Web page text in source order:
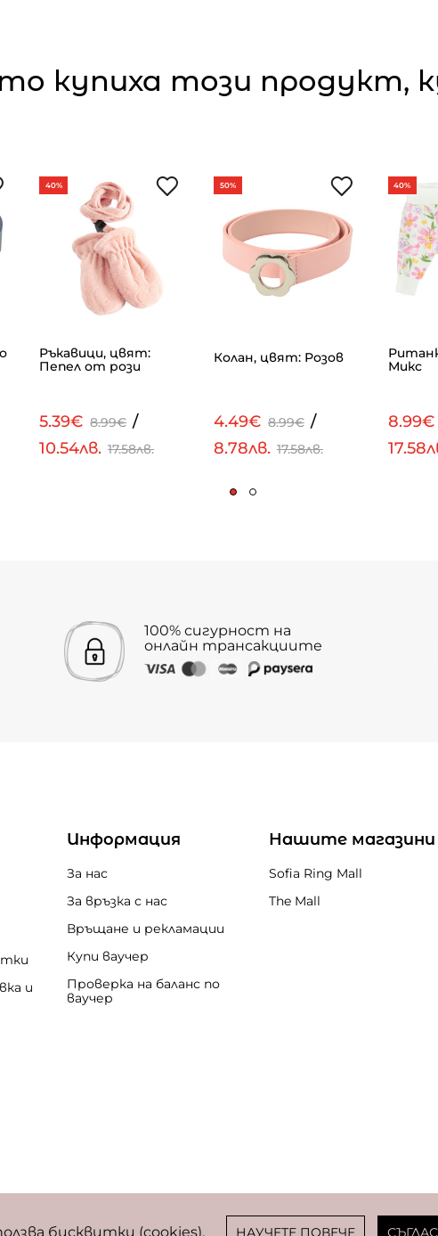
бисквитки (cookies). НАУЧЕТЕ ПОВЕЧЕ
купиха този продукт,
40%
Ръкавици, цвят:
Пепел от рози
5.39€ 8.99€ /
10.54лв. 17.58лв.
50%
Колан, цвят: Розов
4.49€ 8.99€ /
8.78лв. 17.58лв.
40%
Микс
8.99€
100% сигурност на
онлайн трансакциите
и
Информация
За нас
За връзка с нас
Връщане и рекламации
Купи ваучер
Проверка на баланс по
ваучер
Нашите магазини
Sofia Ring Mall
The Mall
©